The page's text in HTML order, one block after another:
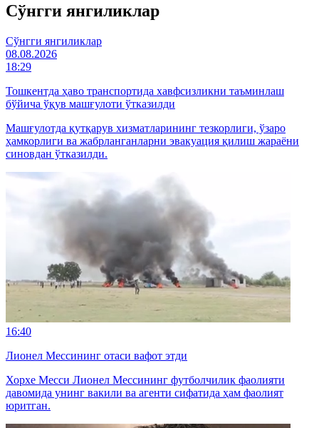
Cўнгги янгиликлар
Cўнгги янгиликлар
08.08.2026
18:29
Тошкентда ҳаво транспортида хавфсизликни таъминлаш
бўйича ўқув машғулоти ўтказилди
Машғулотда қутқарув хизматларининг тезкорлиги, ўзаро
ҳамкорлиги ва жабрланганларни эвакуация қилиш жараёни
синовдан ўтказилди.
16:40
Лионел Мессининг отаси вафот этди
Хорхе Месси Лионел Мессининг футболчилик фаолияти
давомида унинг вакили ва агенти сифатида ҳам фаолият
юритган.